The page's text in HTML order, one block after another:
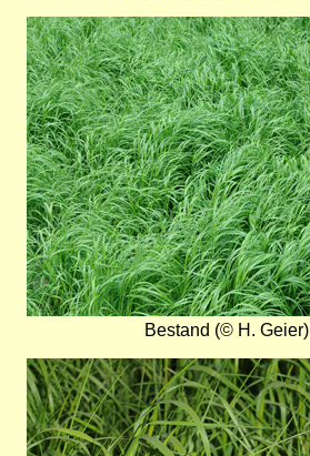
Bild
Bestand (© H. Geier)
Bild